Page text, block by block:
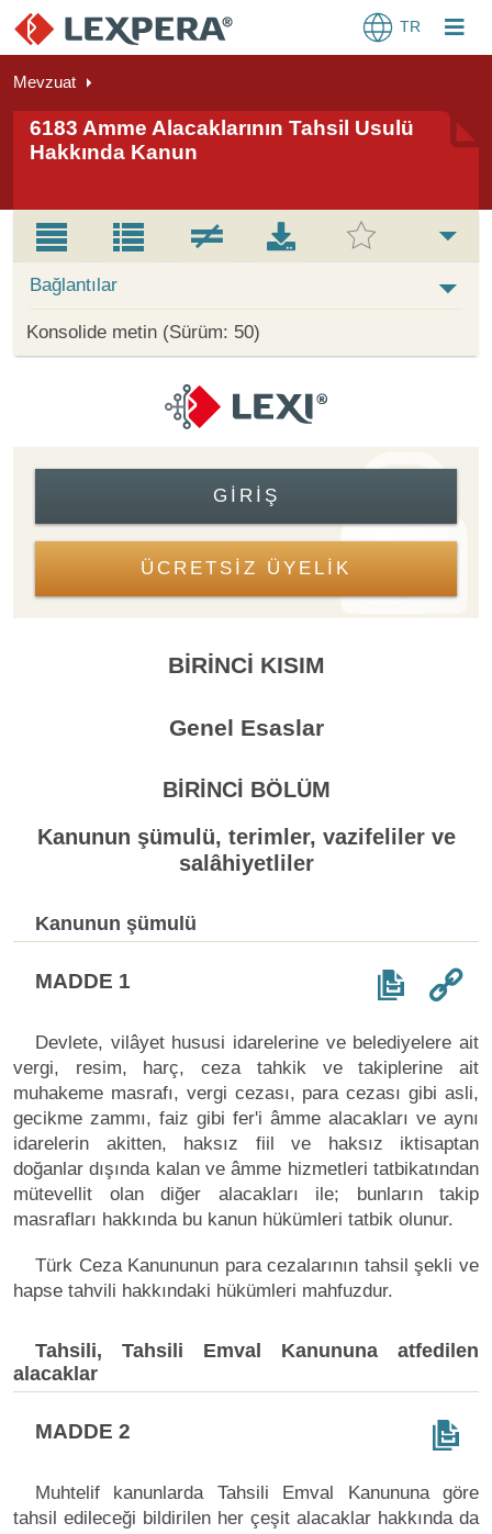
TR
Mevzuat
6183 Amme Alacaklarının Tahsil Usulü
Hakkında Kanun
Bağlantılar
Konsolide metin (Sürüm: 50)
GIRIŞ
ÜCRETSİZ ÜYELİK
BİRİNCİ KISIM
Genel Esaslar
BİRİNCİ BÖLÜM
Kanunun şümulü, terimler, vazifeliler ve
salâhiyetliler
Kanunun şümulü
MADDE 1
Devlete, vilâyet hususi idarelerine ve belediyelere ait
vergi, resim, harç, ceza tahkik ve takiplerine ait
muhakeme masrafı, vergi cezası, para cezası gibi asli,
gecikme zammı, faiz gibi fer'i âmme alacakları ve aynı
idarelerin akitten, haksız fiil ve haksız iktisaptan
doğanlar dışında kalan ve âmme hizmetleri tatbikatından
mütevellit olan diğer alacakları ile; bunların takip
masrafları hakkında bu kanun hükümleri tatbik olunur.
Türk Ceza Kanununun para cezalarının tahsil şekli ve
hapse tahvili hakkındaki hükümleri mahfuzdur.
Tahsili, Tahsili Emval Kanununa atfedilen
alacaklar
MADDE 2
Muhtelif kanunlarda Tahsili Emval Kanununa göre
tahsil edileceği bildirilen her çeşit alacaklar hakkında da